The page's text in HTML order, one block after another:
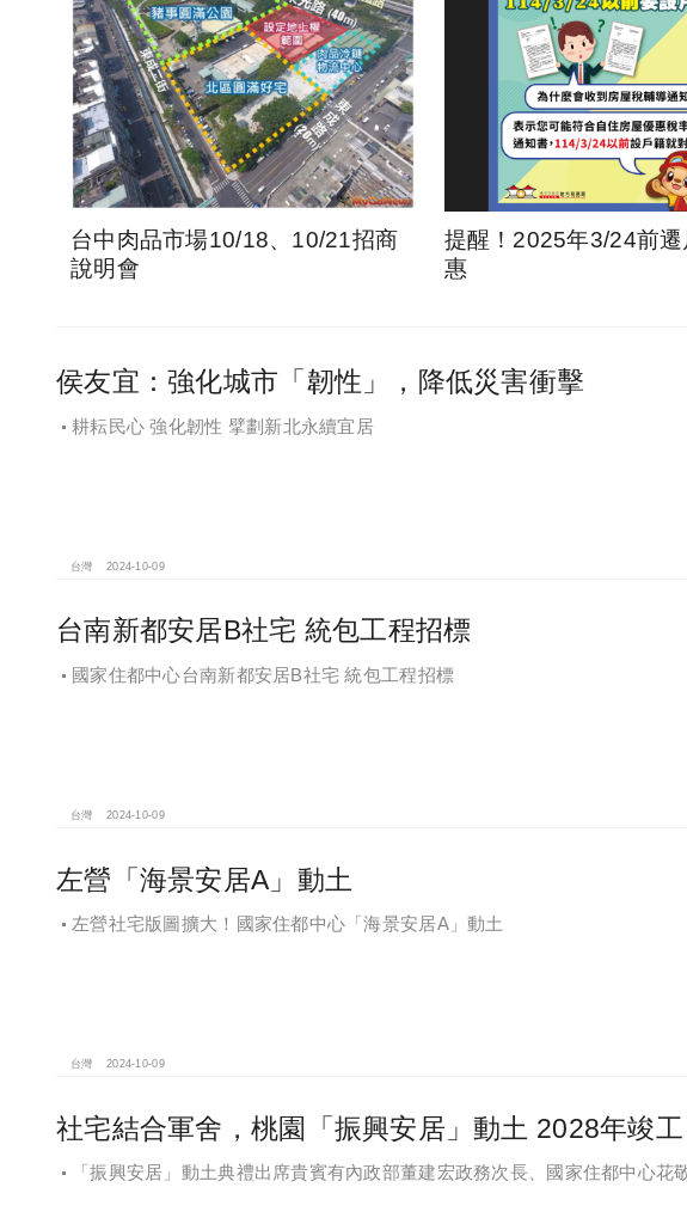
台中肉品市場10/18、10/21招商
說明會
提醒！2025年3/24前遷
惠
侯友宜：強化城市「韌性」，降低災害衝擊
耕耘民心 強化韌性 擘劃新北永續宜居
台灣 2024-10-09
台南新都安居B社宅 統包工程招標
國家住都中心台南新都安居B社宅 統包工程招標
台灣 2024-10-09
左營「海景安居A」動土
左營社宅版圖擴大！國家住都中心「海景安居A」動土
台灣 2024-10-09
社宅結合軍舍，桃園「振興安居」動土 2028年竣工
「振興安居」動土典禮出席貴賓有內政部董建宏政務次長、國家住都中心花